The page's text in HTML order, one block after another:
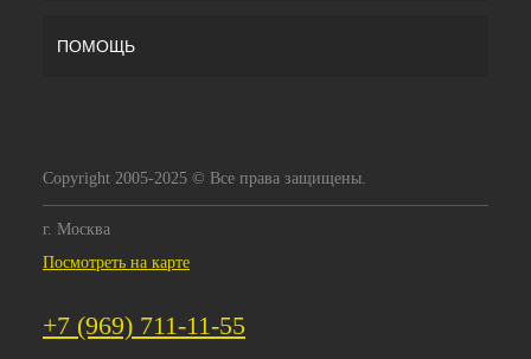
ПОМОЩЬ
Copyright 2005-2025 © Все права защищены.
г. Москва
Посмотреть на карте
+7 (969) 711-11-55